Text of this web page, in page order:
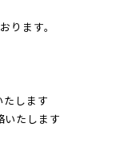
ります。
たします
いたします